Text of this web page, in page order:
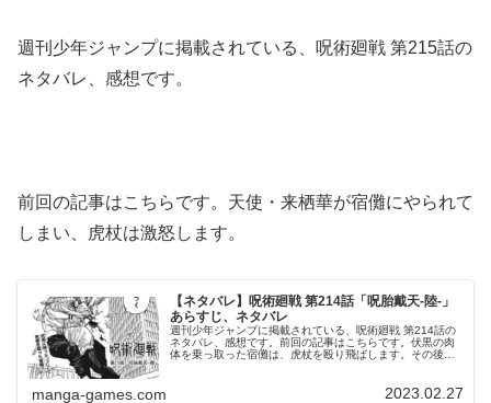
週刊少年ジャンプに掲載されている、呪術廻戦 第215話の
ネタバレ、感想です。
前回の記事はこちらです。天使・来栖華が宿儺にやられて
しまい、虎杖は激怒します。
【ネタバレ】呪術廻戦 第214話「呪胎戴天-陸-」
あらすじ、ネタバレ
週刊少年ジャンプに掲載されている、呪術廻戦 第214話の
ネタバレ、感想です。前回の記事はこちらです。伏黒の肉
体を乗っ取った宿儺は、虎杖を殴り飛ばします。その後、
manga-games.com 2023.02.27